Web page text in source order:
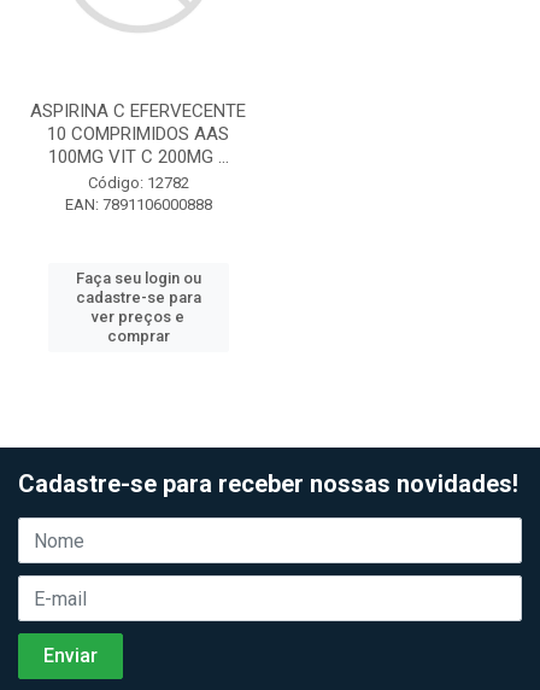
ASPIRINA C EFERVECENTE
10 COMPRIMIDOS AAS
100MG VIT C 200MG ...
Código: 12782
EAN: 7891106000888
Faça seu login ou
cadastre-se para
ver preços e
comprar
Cadastre-se para receber nossas novidades!